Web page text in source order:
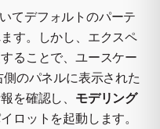
てデフォルトのパーテ
す。しかし、エクスペ
ることで、ユースケー
のパネルに表示された
を確認し、 モデリング
ロットを起動します。